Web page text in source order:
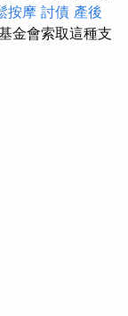
按摩 討債 產後
金會索取這種支